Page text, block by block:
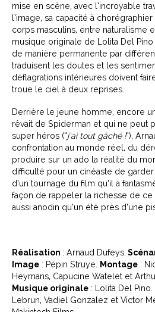
mise en scène, avec l’incroyable
l’image, sa capacité à
corps masculins, entre naturalisme
musique originale de Lolita Del
de manière permanente par
traduisent les doutes et les
déflagrations intérieures doivent
troue le ciel à deux reprises.
Derrière le jeune homme, encore
rêvait de Spiderman et qui ne peut
super héros (“j’ai tout gâché !”),
confrontation au monde réel, du
produire sur un ado la réalité du
difficulté pour un cinéaste de
d’un tournage du film qu’il a
façon de rappeler la richesse de ce
aussi anodin qu’un été près d’une
Réalisation : Arnaud Dufeys.
Image : Pépin Struye. Montage :
Heymans, Capucine Watelet et
Musique originale : Lolita Del Pino.
Lebrun, Vadiel Gonzalez et Victor